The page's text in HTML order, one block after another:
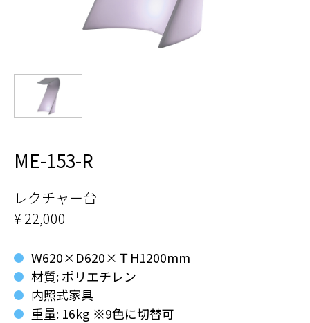
ME-153-R
レクチャー台
¥ 22,000
W620×D620×ＴH1200mm
材質: ポリエチレン
内照式家具
重量: 16kg ※9色に切替可